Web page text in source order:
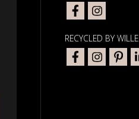
RECYCLED BY WILLE